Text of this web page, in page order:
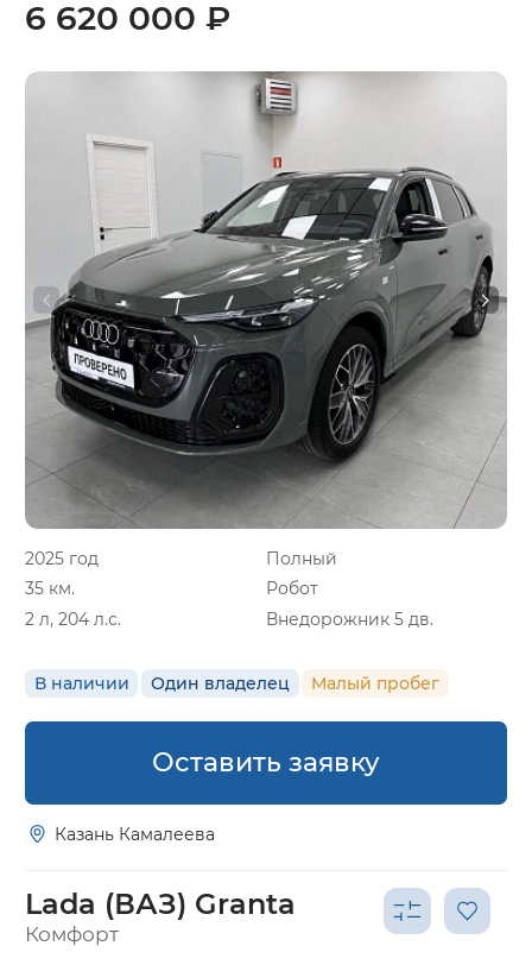
2025 год
Полный
35 км.
Робот
2 л, 204 л.с.
Внедорожник 5 дв.
В наличии Один владелец Малый пробег
6 620 000 ₽
Оставить заявку
Казань Камалеева
Lada (ВАЗ) Granta
Комфорт